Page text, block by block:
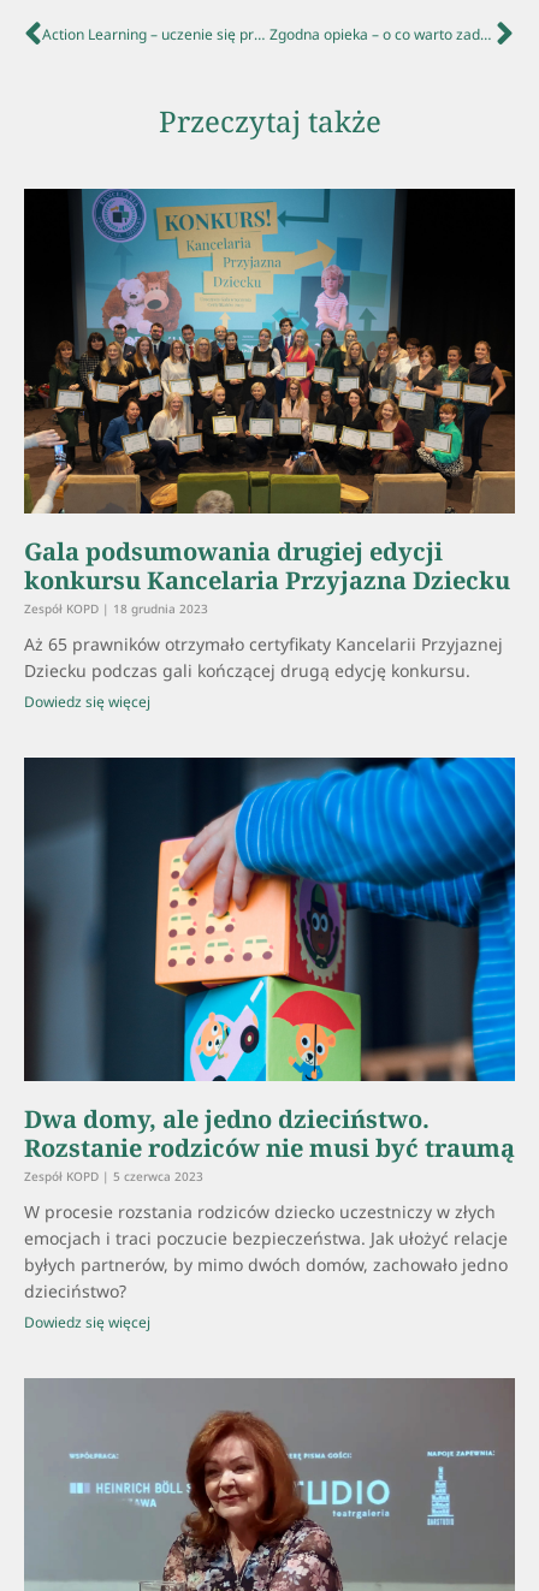
Action Learning – uczenie się przez działanie, czyli aby nam się chciało chcieć – zapis webinaru Zgodna opieka – o co warto zadbać świadcząc pomoc prawną
Przeczytaj także
Gala podsumowania drugiej edycji
konkursu Kancelaria Przyjazna Dziecku
Zespół KOPD 18 grudnia 2023
Aż 65 prawników otrzymało certyfikaty Kancelarii Przyjaznej
Dziecku podczas gali kończącej drugą edycję konkursu.
Dowiedz się więcej
Dwa domy, ale jedno dzieciństwo.
Rozstanie rodziców nie musi być traumą
Zespół KOPD 5 czerwca 2023
W procesie rozstania rodziców dziecko uczestniczy w złych
emocjach i traci poczucie bezpieczeństwa. Jak ułożyć relacje
byłych partnerów, by mimo dwóch domów, zachowało jedno
dzieciństwo?
Dowiedz się więcej